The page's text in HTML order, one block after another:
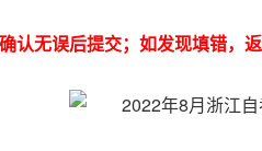
认无误后提交；如发现填错，